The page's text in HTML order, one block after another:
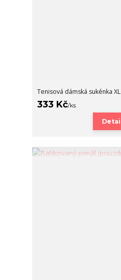
Tenisová dámská sukénka XL
333 Kč/ks
Detail